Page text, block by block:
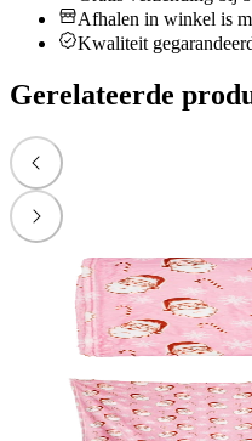
Afhalen in winkel is
Kwaliteit
Gerelateerde